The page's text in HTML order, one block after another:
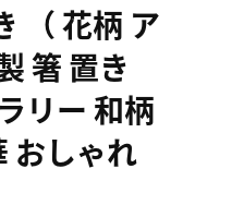
（ 花柄 ア
箸 置き
リー 和柄
おしゃれ